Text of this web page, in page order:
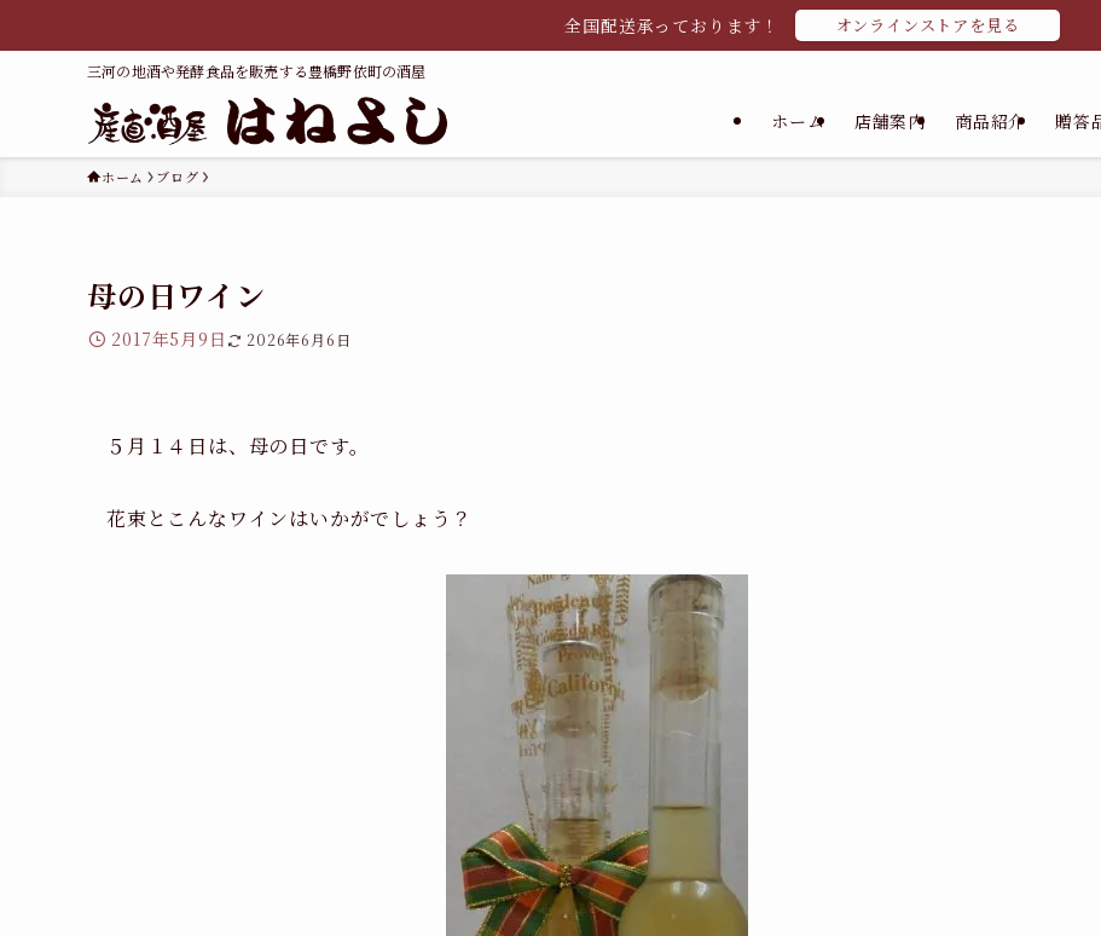
全国配送承っております！ オンラインストアを見る
三河の地酒や発酵食品を販売する豊橋野依町の酒屋
ホーム 店舗案内 商品紹介 贈答
ホーム ブログ
母の日ワイン
2017年5月9日 2026年6月6日
５月１４日は、母の日です。
花束とこんなワインはいかがでしょう？